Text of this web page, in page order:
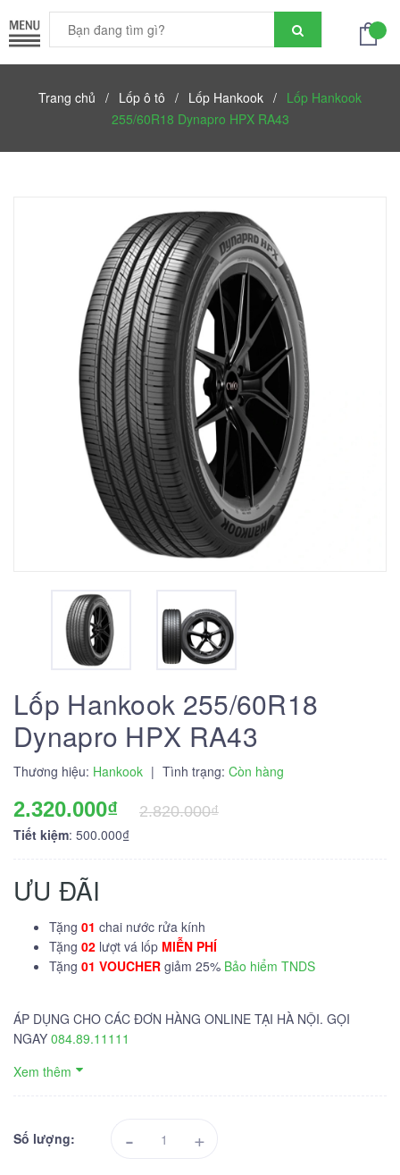
Trang chủ / Lốp ô tô / Lốp Hankook / Lốp Hankook
255/60R18 Dynapro HPX RA43
Lốp Hankook 255/60R18
Dynapro HPX RA43
Thương hiệu: Hankook | Tình trạng: Còn hàng
2.320.000₫
2.820.000₫
Tiết kiệm: 500.000₫
ƯU ĐÃI
Tặng 01 chai nước rửa kính
Tặng 02 lượt vá lốp MIỄN PHÍ
Tặng 01 VOUCHER giảm 25% Bảo hiểm TNDS
ÁP DỤNG CHO CÁC ĐƠN HÀNG ONLINE TẠI HÀ NỘI. GỌI
NGAY 084.89.11111
Xem thêm
Số lượng: - +